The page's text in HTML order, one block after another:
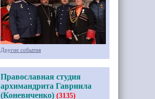
Другие события
Православная студия
архимандрита Гавриила
(Коневиченко) (3135)